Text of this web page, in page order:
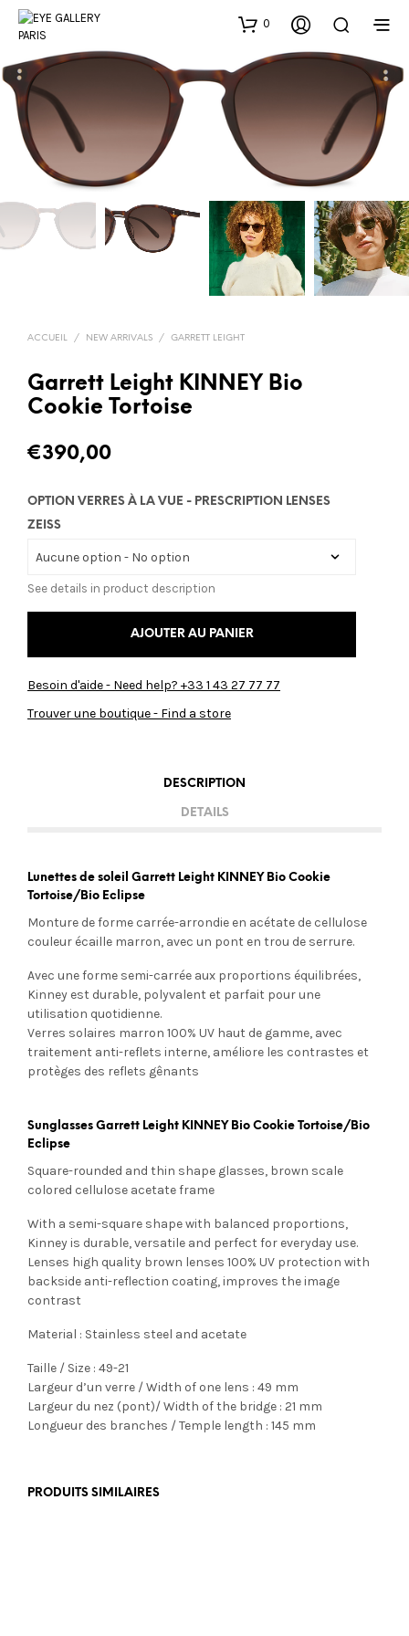
0
ACCUEIL / NEW ARRIVALS / GARRETT LEIGHT
Garrett Leight KINNEY Bio
Cookie Tortoise
€390,00
OPTION VERRES À LA VUE - PRESCRIPTION LENSES
ZEISS
See details in product description
AJOUTER AU PANIER
Besoin d'aide - Need help? +33 1 43 27 77 77
Trouver une boutique - Find a store
DESCRIPTION
DETAILS
Lunettes de soleil Garrett Leight KINNEY Bio Cookie
Tortoise/Bio Eclipse
Monture de forme carrée-arrondie en acétate de cellulose
couleur écaille marron, avec un pont en trou de serrure.
Avec une forme semi-carrée aux proportions équilibrées,
Kinney est durable, polyvalent et parfait pour une
utilisation quotidienne.
Verres solaires marron 100% UV haut de gamme, avec
traitement anti-reflets interne, améliore les contrastes et
protèges des reflets gênants
Sunglasses Garrett Leight KINNEY Bio Cookie Tortoise/Bio
Eclipse
Square-rounded and thin shape glasses, brown scale
colored cellulose acetate frame
With a semi-square shape with balanced proportions,
Kinney is durable, versatile and perfect for everyday use.
Lenses high quality brown lenses 100% UV protection with
backside anti-reflection coating, improves the image
contrast
Material : Stainless steel and acetate
Taille / Size : 49-21
Largeur d’un verre / Width of one lens : 49 mm
Largeur du nez (pont)/ Width of the bridge : 21 mm
Longueur des branches / Temple length : 145 mm
PRODUITS SIMILAIRES